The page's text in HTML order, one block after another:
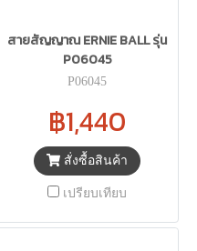
สายสัญญาณ ERNIE BALL รุ่น
P06045
P06045
฿1,440
สั่งซื้อสินค้า
เปรียบเทียบ